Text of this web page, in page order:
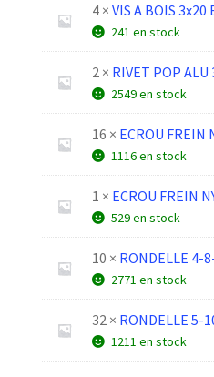
4 × VIS A BOIS
241 en stock
2 × RIVET POP ALU
2549 en stock
16 × ECROU FREIN
1116 en stock
1 × ECROU FREIN
529 en stock
10 × RONDELLE 4-
2771 en stock
32 × RONDELLE 5-
1211 en stock